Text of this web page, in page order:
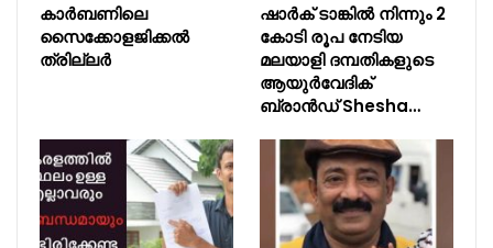
കാർബണിലെ
സൈക്കോളജിക്കൽ
ത്രില്ലർ
ഷാർക്‌ ടാങ്കിൽ നിന്നും 2
കോടി രൂപ നേടിയ
മലയാളി ദമ്പതികളുടെ
ആയുർവേദിക്
ബ്രാൻഡ് Shesha…